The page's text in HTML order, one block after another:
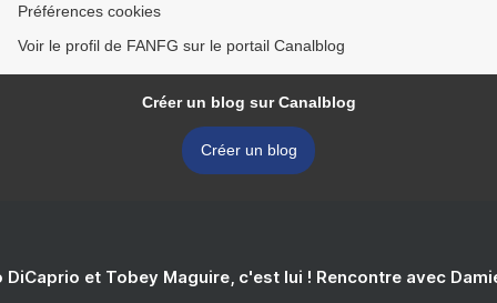
Préférences cookies
Voir le profil de FANFG sur le portail Canalblog
Créer un blog sur Canalblog
Créer un blog
DiCaprio et Tobey Maguire, c'est lui ! Rencontre avec